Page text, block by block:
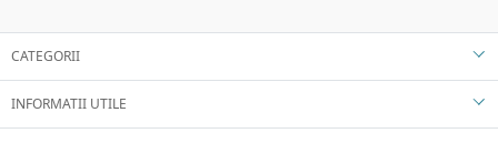
CATEGORII
INFORMATII UTILE